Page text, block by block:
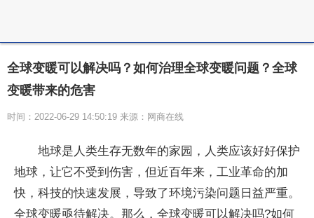
全球变暖可以解决吗？如何治理全球变暖问题？全球
变暖带来的危害
时间：2022-06-29 14:50:19 来源：网商在线
地球是人类生存无数年的家园，人类应该好好保护
地球，让它不受到伤害，但近百年来，工业革命的加
快，科技的快速发展，导致了环境污染问题日益严重。
全球变暖亟待解决。那么，全球变暖可以解决吗?如何